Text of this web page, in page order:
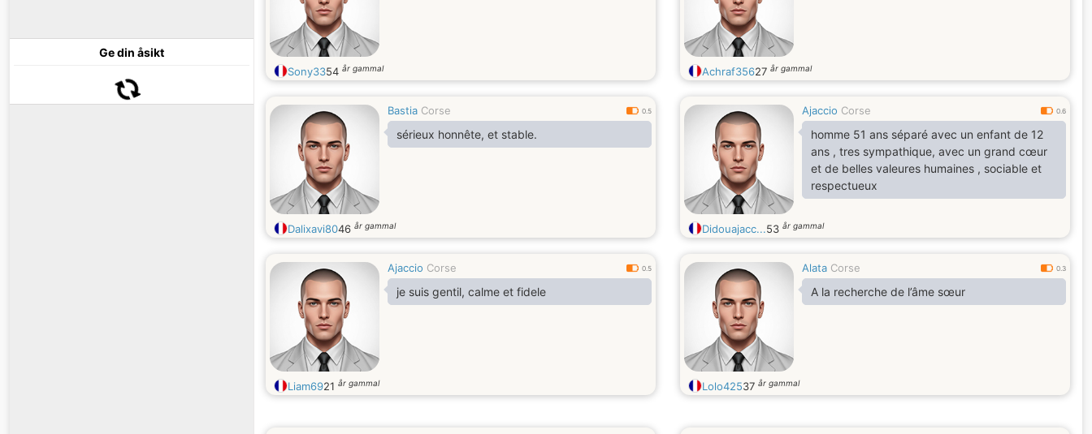
Ge din åsikt
Sony3354 år gammal Achraf35627 år gammal
Bastia Corse 0.5
sérieux honnête, et stable.
Dalixavi8046 år gammal
Ajaccio Corse 0.6
homme 51 ans séparé avec un enfant de 12
ans , tres sympathique, avec un grand cœur
et de belles valeures humaines , sociable et
respectueux
Didouajacc...53 år gammal
Ajaccio Corse 0.5
je suis gentil, calme et fidele
Liam6921 år gammal
Alata Corse 0.3
A la recherche de l’âme sœur
Lolo42537 år gammal